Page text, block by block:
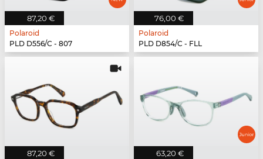
87,20 €
Polaroid
PLD D556/C - 807
76,00 €
Polaroid
PLD D854/C - FLL
87,20 € 63,20 €